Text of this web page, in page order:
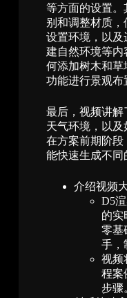
等方面的设置
别和调整材质
设置环境，以及
建自然环境等内
何添加树木和
功能进行景观布
最后，视频讲解
天气环境，以及
在方案前期阶段
能快速生成不同
介绍视频
D5
的实
零基
手，
视频
程案
步骤